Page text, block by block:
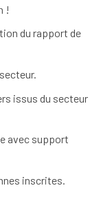
!
du rapport de
issus du secteur
avec support
inscrites.